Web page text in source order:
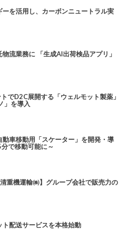
を活用し、カーボンニュートラル実
流業務に 「生成AI出荷検品アプリ」
でD2C展開する「ウェルモット製薬」
」を導入
車移動用「スケーター」を開発・導
で移動可能に～
重機運輸㈱】グループ会社で販売力の
配送サービスを本格始動